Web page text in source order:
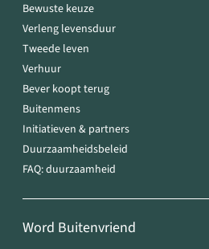
Bewuste keuze
Verleng levensduur
Tweede leven
Verhuur
Bever koopt terug
Buitenmens
Initiatieven & partners
Duurzaamheidsbeleid
FAQ: duurzaamheid
Word Buitenvriend